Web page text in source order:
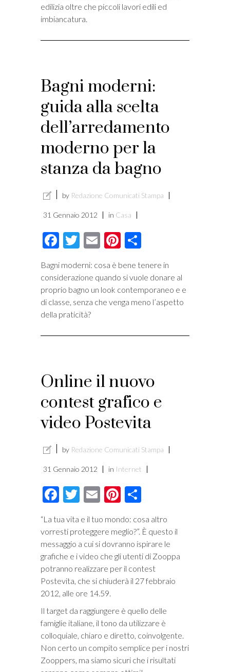
edilizia oltre che piccoli lavori edili ed
imbiancatura.
Bagni moderni:
guida alla scelta
dell’arredamento
moderno per la
stanza da bagno
by Redazione Comunicati Stampa
31 Gennaio 2012 in Casa
Facebook
Twitter
EmailPinterest
Bagni moderni: cosa è bene tenere in
considerazione quando si vuole donare al
proprio bagno un look contemporaneo e e
di classe, senza che venga meno l’aspetto
della praticità?
Online il nuovo
contest grafico e
video Postevita
by Redazione Comunicati Stampa
31 Gennaio 2012 in Internet
Facebook
Twitter
EmailPinterest
“La tua vita e il tuo mondo: cosa altro
vorresti proteggere meglio?”. È questo il
messaggio a cui si dovranno ispirare le
grafiche e i video che gli utenti di Zooppa
potranno realizzare per il contest
Postevita, che si chiuderà il 27 febbraio
2012, alle ore 14.59.
Il target da raggiungere è quello delle
famiglie italiane, il tono da utilizzare è
colloquiale, chiaro e diretto, coinvolgente.
Non certo un compito semplice per i nostri
Zooppers, ma siamo sicuri che i risultati